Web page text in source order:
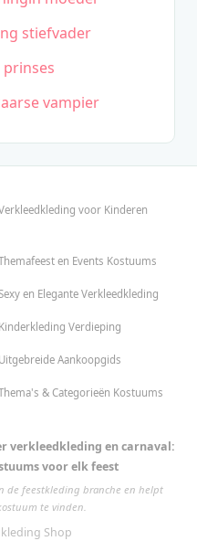
stiefvader
prinses
vampier
voor Kinderen
en Events Kostuums
en Elegante Verkleedkleding
Kinderkleding Verdieping
Uitgebreide Aankoopgids
& Categorieën Kostuums
verkleedkleding en carnaval:
voor elk feest
de feestkleding branche en helpt
te vinden.
Shop